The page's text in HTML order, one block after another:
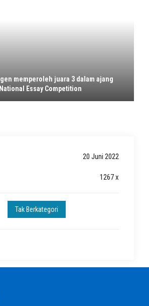
memperoleh juara 3 dalam ajang
Essay Competition
20 Juni 2022
1267 x
Tak Berkategori